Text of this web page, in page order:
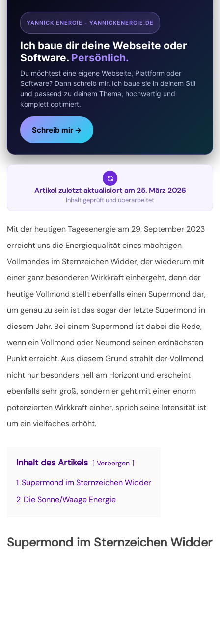
YANNICK ENERGIE - YANNICKENERGIE.DE
Ich baue dir deine Webseite oder
Software. Persönlich.
Du möchtest eine eigene Webseite, Plattform oder
Software? Dann schreib mir. Ich baue sie in deinem Stil
und passend zu deinem Thema, hochwertig und
komplett optimiert.
Schreib mir →
Artikel zuletzt aktualisiert am 25. März 2026
Inhalt geprüft und überarbeitet
Mit der heutigen Tagesenergie am 29. September 2023
erreicht uns die Energiequalität eines mächtigen
Vollmondes im Sternzeichen Widder, der wiederum mit
einer ganz besonderen Wirkkraft einhergeht, denn der
heutige Vollmond stellt ebenfalls einen Supermond dar,
um genau zu sein ist das sogar der letzte Supermond in
diesem Jahr. Bei einem Supermond ist dabei die Rede,
wenn ein Vollmond oder Neumond seinen erdnächsten
Punkt erreicht.Aus diesem Grund strahlt der Vollmond
nicht nur besonders hell am Horizont und erscheint
ebenfalls sehr groß, sondern er geht mit einer enorm
potenzierten Wirkkraft einher, sprich seine Intensität ist
um ein vielfaches erhöht.
Inhalt des Artikels Verbergen
1 Supermond im Sternzeichen Widder
2 Die Sonne/Waage Energie
Supermond im Sternzeichen Widder